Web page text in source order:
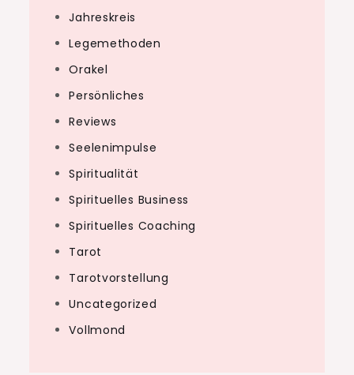
Jahreskreis
Legemethoden
Orakel
Persönliches
Reviews
Seelenimpulse
Spiritualität
Spirituelles Business
Spirituelles Coaching
Tarot
Tarotvorstellung
Uncategorized
Vollmond